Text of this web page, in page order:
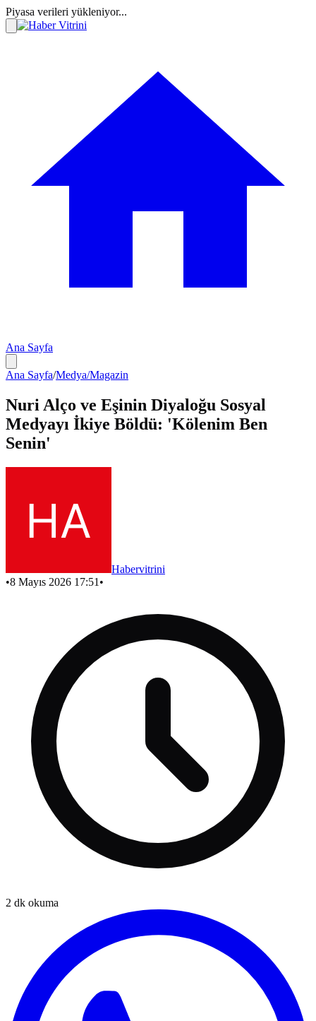
Piyasa verileri yükleniyor...
Ana Sayfa
Ana Sayfa/Medya/Magazin
Nuri Alço ve Eşinin Diyaloğu Sosyal
Medyayı İkiye Böldü: 'Kölenim Ben
Senin'
Habervitrini
•8 Mayıs 2026 17:51 •
2 dk okuma